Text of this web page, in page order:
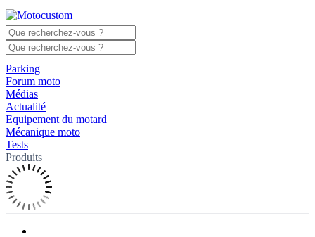
Parking
Forum moto
Médias
Actualité
Equipement du motard
Mécanique moto
Tests
Produits